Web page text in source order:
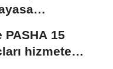
PASHA 15
hizmete